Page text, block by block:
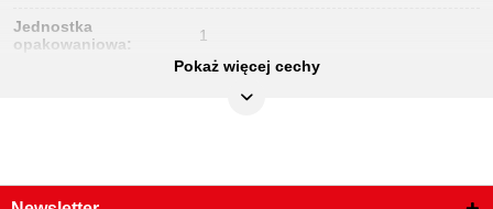
Jednostka
opakowaniowa:
1
Pokaż więcej cechy